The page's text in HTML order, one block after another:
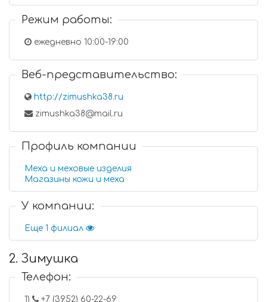
Режим работы:
ежедневно 10:00-19:00
Веб-представительство:
http://zimushka38.ru
zimushka38@mail.ru
Профиль компании
Меха и меховые изделия
Магазины кожи и меха
У компании:
Еще 1 филиал
2. Зимушка
Телефон:
1) +7 (3952) 60-22-69